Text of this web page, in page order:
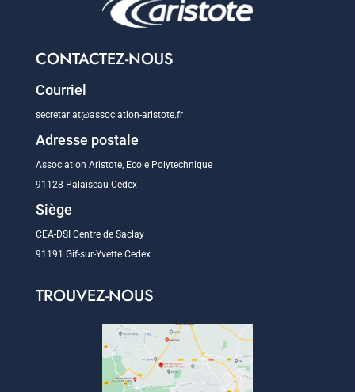
CONTACTEZ-NOUS
Courriel
secretariat@association-aristote.fr
Adresse postale
Association Aristote, Ecole Polytechnique
91128 Palaiseau Cedex
Siège
CEA-DSI Centre de Saclay
91191 Gif-sur-Yvette Cedex
TROUVEZ-NOUS